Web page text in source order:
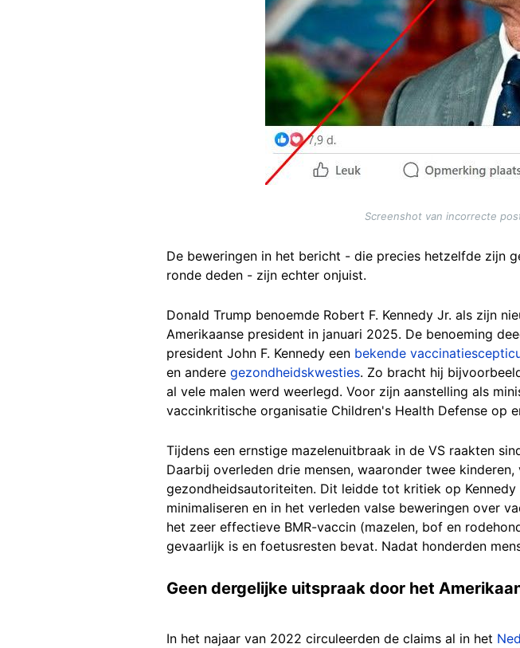
Screenshot van incorrecte
De beweringen in het bericht - die precies hetzelfde zijn
ronde deden - zijn echter onjuist.
Donald Trump benoemde Robert F. Kennedy Jr. als zijn
Amerikaanse president in januari 2025. De benoeming
president John F. Kennedy een bekende
en andere gezondheidskwesties. Zo bracht hij
al vele malen werd weerlegd. Voor zijn aanstelling als
vaccinkritische organisatie Children's Health Defense op
Tijdens een ernstige mazelenuitbraak in de VS raakten
Daarbij overleden drie mensen, waaronder twee
gezondheidsautoriteiten. Dit leidde tot kritiek op
minimaliseren en in het verleden valse beweringen over
het zeer effectieve BMR-vaccin (mazelen, bof en
gevaarlijk is en foetusresten bevat. Nadat honderden
Geen dergelijke uitspraak door het
In het najaar van 2022 circuleerden de claims al in het